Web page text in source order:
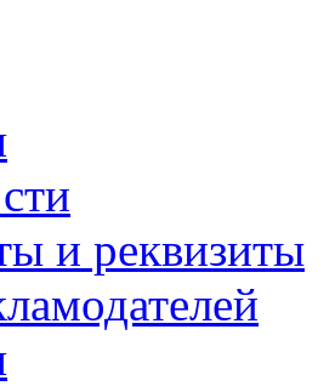
и реквизиты